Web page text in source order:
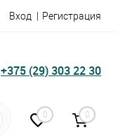
Вход Регистрация
+375 (29) 303 22 30
0 0